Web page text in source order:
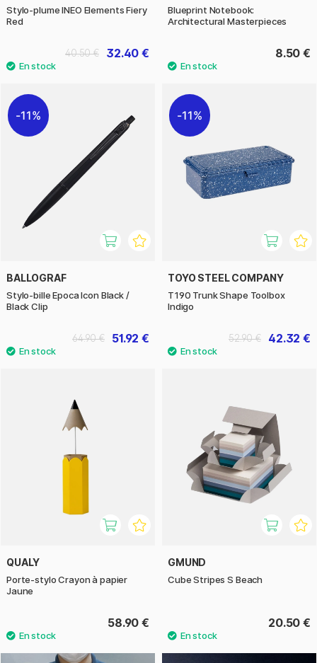
Stylo-plume INEO Elements Fiery
Red
32.40 €
40.50 €
Blueprint Notebook:
Architectural Masterpieces
8.50 €
11%
BALLOGRAF
Stylo-bille Epoca Icon Black /
Black Clip
51.92 €
64.90 €
11%
TOYO STEEL COMPANY
T190 Trunk Shape Toolbox
Indigo
42.32 €
52.90 €
QUALY
Porte-stylo Crayon à papier
Jaune
58.90 €
GMUND
Cube Stripes S Beach
20.50 €